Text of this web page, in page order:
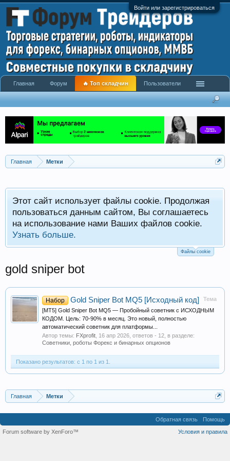
Войти или зарегистрироваться
Главная Метки
Этот сайт использует файлы cookie. Продолжая
пользоваться данным сайтом, Вы соглашаетесь
на использование нами Ваших файлов cookie.
Узнать больше.
Файлы cookie
gold sniper bot
Тема
Набор Gold Sniper Bot MQ5 [Исходный код]
[MT5] Gold Sniper Bot MQ5 — Пробойный советник с ИСХОДНЫМ
КОДОМ. Цель: 70-90% в месяц. Это новый, полностью
автоматический советник для платформы...
Автор темы: FXprofit 16 апр 2026 , ответов - 12, в разделе:
Советники, роботы Форекс и бинарных опционов
Показано результатов: с 1 по 1 из 1.
Главная Метки
Главная Форум 🔥 Топ складчин Пользователи
Обратная связь
Помощь
Условия и правила
Forum software by XenForo™